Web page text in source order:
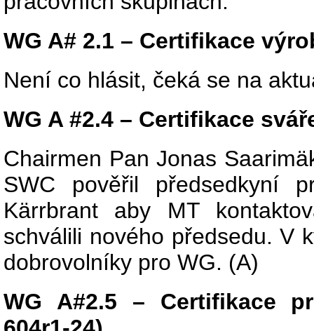
WG A# 2.1 – Certifikace
Není co hlásit, čeká se na
WG A #2.4 – Certifikace
Chairmen Pan Jonas
SWC pověřil předsedkyní
Kärrbrant aby MT
schválili nového předsedu. V
dobrovolníky pro WG. (A)
WG A#2.5 – Certifikace